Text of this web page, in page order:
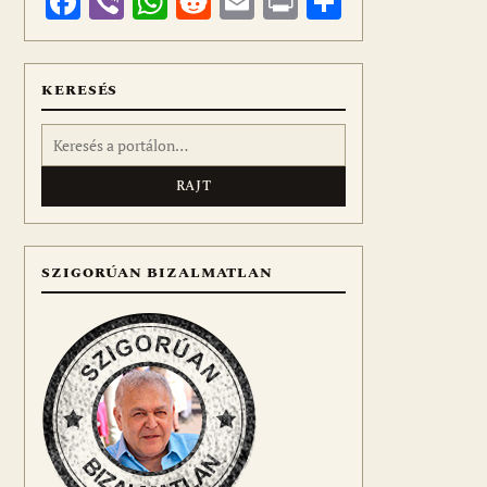
meg
KERESÉS
Keresés:
SZIGORÚAN BIZALMATLAN